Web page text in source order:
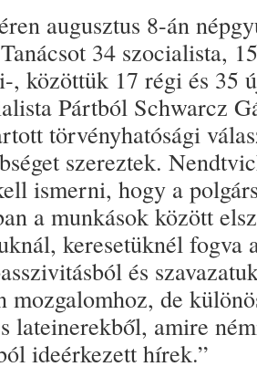
augusztus 8-án
34 szocialista,
közöttük 17 régi és 35
Pártból Schwarcz
törvényhatósági
szereztek.
ismerni, hogy a
a munkások között
keresetüknél fogva
és
mozgalomhoz, de
lateinerekből, amire
ideérkezett hírek.”